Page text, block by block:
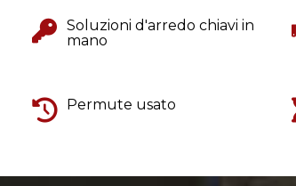
Soluzioni d'arredo chiavi in
mano
Permute usato